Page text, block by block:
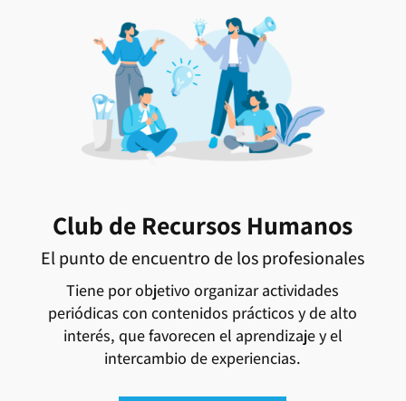
Club de Recursos Humanos
El punto de encuentro de los profesionales
Tiene por objetivo organizar actividades
periódicas con contenidos prácticos y de alto
interés, que favorecen el aprendizaje y el
intercambio de experiencias.